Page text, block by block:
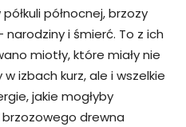
północnej, brzozy
narodziny i śmierć. To z ich
miotły, które miały nie
izbach kurz, ale i wszelkie
jakie mogłyby
drewna